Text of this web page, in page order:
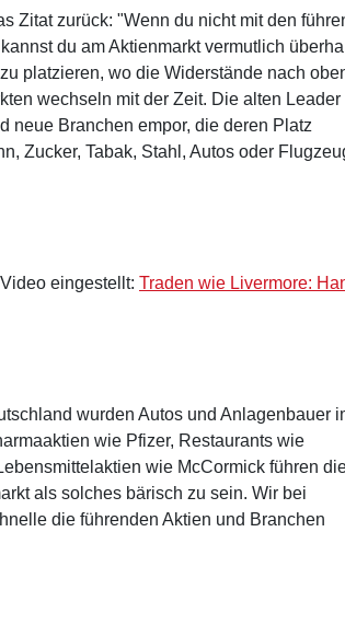
Zitat zurück: "Wenn du nicht mit den
du am Aktienmarkt vermutlich
platzieren, wo die Widerstände nach
wechseln mit der Zeit. Die alten Leader
neue Branchen empor, die deren Platz
Zucker, Tabak, Stahl, Autos oder
eingestellt: Traden wie Livermore:
wurden Autos und Anlagenbauer
wie Pfizer, Restaurants wie
wie McCormick führen
als solches bärisch zu sein. Wir bei
die führenden Aktien und Branchen